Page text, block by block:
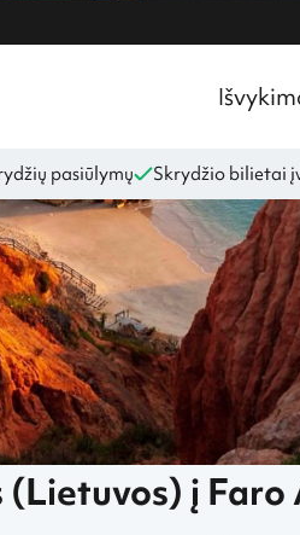
pasiūlymų Skrydžio bilietai
skrydžiai iš Palangos į Faro Algarvę,
(Lietuvos) į